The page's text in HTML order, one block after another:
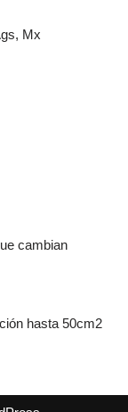
Mx
cambian
hasta 50cm2